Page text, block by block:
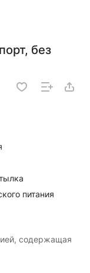
без
питания
содержащая